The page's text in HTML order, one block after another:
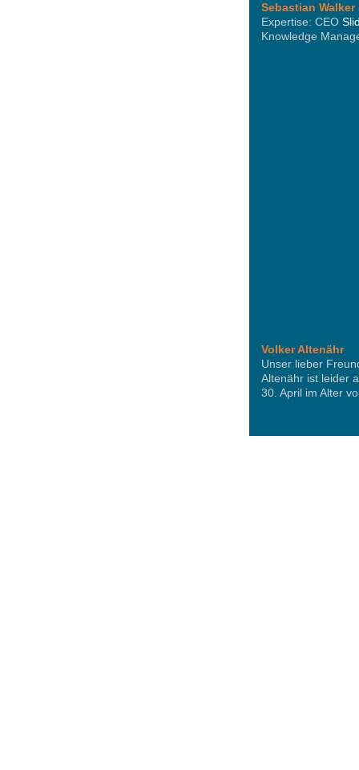
Sebastian Walker
Expertise: CEO
Knowledge
Volker Altenähr
Unser lieber
Altenähr ist leider
30. April im Alter